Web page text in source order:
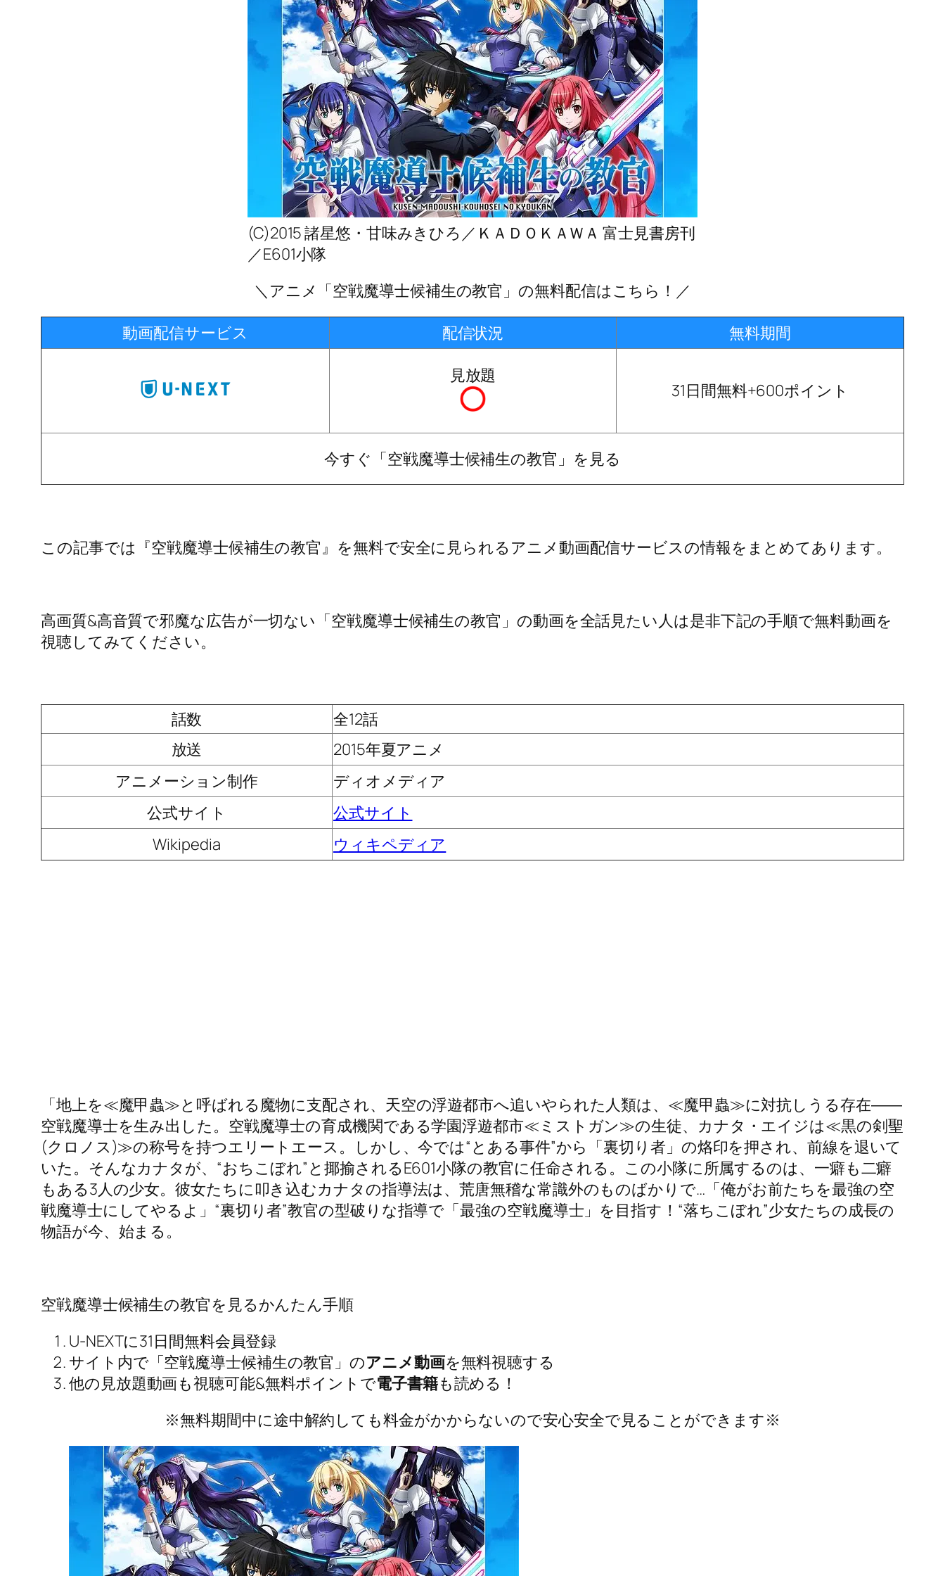
(C)2015 諸星悠・甘味みきひろ／ＫＡＤＯＫＡＷＡ 富士見書房刊
／E601小隊
＼アニメ「空戦魔導士候補生の教官」の無料配信はこちら！／
動画配信サービス
配信状況
無料期間
見放題
31日間無料+600ポイント
今すぐ「空戦魔導士候補生の教官」を見る
この記事では『空戦魔導士候補生の教官』を無料で安全に見られるアニメ動画配信サービスの情報をまとめてあります。
高画質&高音質で邪魔な広告が一切ない「空戦魔導士候補生の教官」の動画を全話見たい人は是非下記の手順で無料動画を
視聴してみてください。
話数
全12話
放送
2015年夏アニメ
アニメーション制作
ディオメディア
公式サイト
公式サイト
Wikipedia
ウィキペディア
「地上を≪魔甲蟲≫と呼ばれる魔物に支配され、天空の浮遊都市へ追いやられた人類は、≪魔甲蟲≫に対抗しうる存在――
空戦魔導士を生み出した。空戦魔導士の育成機関である学園浮遊都市≪ミストガン≫の生徒、カナタ・エイジは≪黒の剣聖
(クロノス)≫の称号を持つエリートエース。しかし、今では“とある事件”から「裏切り者」の烙印を押され、前線を退いて
いた。そんなカナタが、“おちこぼれ”と揶揄されるE601小隊の教官に任命される。この小隊に所属するのは、一癖も二癖
もある3人の少女。彼女たちに叩き込むカナタの指導法は、荒唐無稽な常識外のものばかりで…「俺がお前たちを最強の空
戦魔導士にしてやるよ」“裏切り者”教官の型破りな指導で「最強の空戦魔導士」を目指す！“落ちこぼれ”少女たちの成長の
物語が今、始まる。
空戦魔導士候補生の教官を見るかんたん手順
U-NEXTに31日間無料会員登録
サイト内で「空戦魔導士候補生の教官」のアニメ動画を無料視聴する
他の見放題動画も視聴可能&無料ポイントで電子書籍も読める！
※無料期間中に途中解約しても料金がかからないので安心安全で見ることができます※